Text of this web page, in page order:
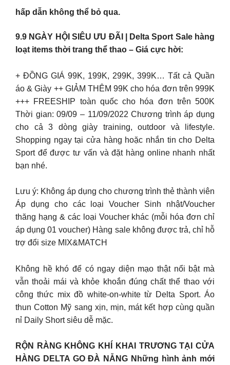
hấp dẫn không thể bỏ qua.
9.9 NGÀY HỘI SIÊU ƯU ĐÃI | Delta Sport Sale hàng
loạt items thời trang thể thao – Giá cực hời:
+ ĐỒNG GIÁ 99K, 199K, 299K, 399K… Tất cả Quần
áo & Giày ++ GIẢM THÊM 99K cho hóa đơn trên 999K
+++ FREESHIP toàn quốc cho hóa đơn trên 500K
Thời gian: 09/09 – 11/09/2022 Chương trình áp dụng
cho cả 3 dòng giày training, outdoor và lifestyle.
Shopping ngay tại cửa hàng hoặc nhắn tin cho Delta
Sport để được tư vấn và đặt hàng online nhanh nhất
bạn nhé.
Lưu ý: Không áp dụng cho chương trình thẻ thành viên
Áp dụng cho các loại Voucher Sinh nhật/Voucher
thăng hạng & các loại Voucher khác (mỗi hóa đơn chỉ
áp dụng 01 voucher) Hàng sale không được trả, chỉ hỗ
trợ đổi size MIX&MATCH
Không hề khó để có ngay diện mạo thật nổi bật mà
vẫn thoải mái và khỏe khoắn đúng chất thể thao với
công thức mix đồ white-on-white từ Delta Sport. Áo
thun Cotton Mỹ sang xịn, mịn, mát kết hợp cùng quần
nỉ Daily Short siêu dễ mặc.
RỘN RÀNG KHÔNG KHÍ KHAI TRƯƠNG TẠI CỬA
HÀNG DELTA GO ĐÀ NẴNG Những hình ảnh mới